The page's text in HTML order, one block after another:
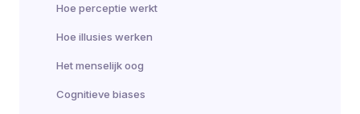
Hoe perceptie werkt
Hoe illusies werken
Het menselijk oog
Cognitieve biases